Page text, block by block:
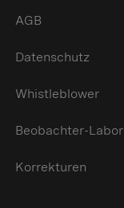
AGB
Datenschutz
Whistleblower
Beobachter-Labor
Korrekturen